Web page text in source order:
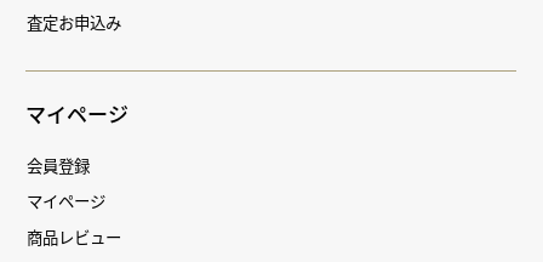
査定お申込み
マイページ
会員登録
マイページ
商品レビュー